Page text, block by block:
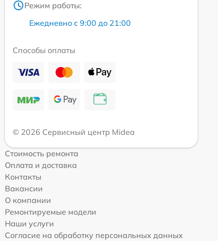
Режим работы:
Ежедневно с 9:00 до 21:00
Способы оплаты
© 2026 Сервисный центр Midea
Стоимость ремонта
Оплата и доставка
Контакты
Вакансии
О компании
Ремонтируемые модели
Наши услуги
Согласие на обработку персональных данных